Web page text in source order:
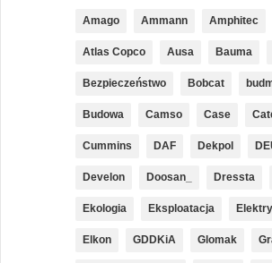
Amago Ammann Amphitec
Atlas Copco Ausa Bauma
Bezpieczeństwo Bobcat
Budowa Camso Case
Cummins DAF Dekpol
Develon Doosan_ Dressta
Ekologia Eksploatacja
Elkon GDDKiA Glomak